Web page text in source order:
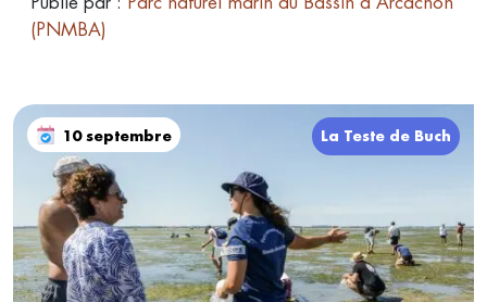
(PNMBA)
10 septembre La Teste de Buch